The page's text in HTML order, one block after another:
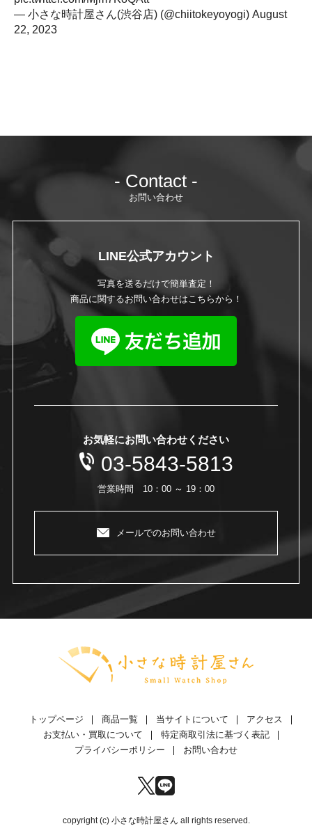
— 小さな時計屋さん(渋谷店) (@chiitokeyoyogi) August
22, 2023
- Contact -
お問い合わせ
LINE公式アカウント
写真を送るだけで簡単査定！
商品に関するお問い合わせはこちらから！
お気軽にお問い合わせください
03-5843-5813
営業時間 10：00 ～ 19：00
メールでのお問い合わせ
トップページ 商品一覧 当サイトについて
アクセス
お支払い・買取について
特定商取引法に基づく表記
プライバシーポリシー
お問い合わせ
copyright (c) 小さな時計屋さん all rights reserved.